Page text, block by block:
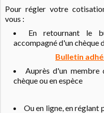
Pour régler votre
vous :
En retournant le
accompagné d'un chèque
Bulletin
Auprès d'un membre
chèque ou en espèce
Ou en ligne, en réglant